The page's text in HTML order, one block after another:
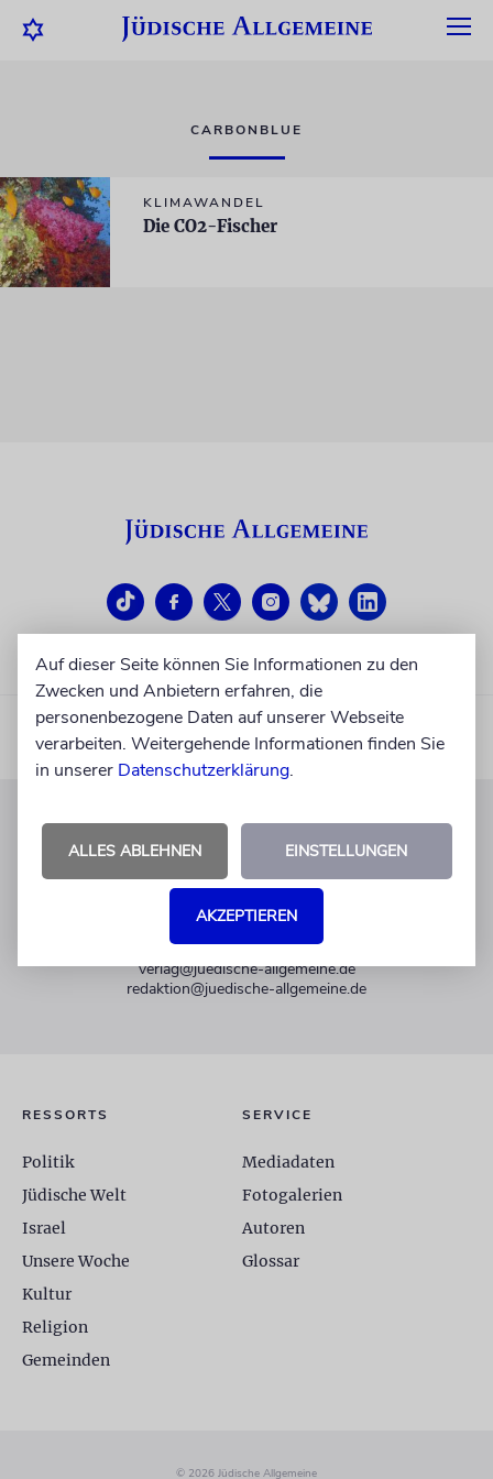
CARBONBLUE
KLIMAWANDEL
Die CO2-Fischer
KUNDENSERVICE
+49 30 275833 0
Mo-Do 9-17 Uhr
verlag@juedische-allgemeine.de
redaktion@juedische-allgemeine.de
RESSORTS
Politik
Jüdische Welt
Israel
Unsere Woche
Kultur
Religion
Gemeinden
SERVICE
Mediadaten
Fotogalerien
Autoren
Glossar
© 2026 Jüdische Allgemeine
Auf dieser Seite können Sie Informationen zu den
Zwecken und Anbietern erfahren, die
personenbezogene Daten auf unserer Webseite
verarbeiten. Weitergehende Informationen finden Sie
in unserer Datenschutzerklärung.
ALLES ABLEHNEN EINSTELLUNGEN
AKZEPTIEREN